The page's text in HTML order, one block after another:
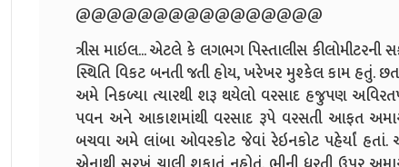
@@@@@@@@@@@@@@@@
ત્રીસ માઇલ... એટલે કે લગભગ પિસ્તાલીસ
સ્થિતિ વિકટ બનતી જતી હોય, ખરેખર મુશ્કેલ કામ હતું.
અમે નિકળ્યા ત્યારથી શરૂ થયેલો વરસાદ હજુપણ
પવન અને આકાશમાંથી વરસાદ રૂપે વરસતી આફત
બચવા અમે લાંબા ઓવરકોટ જેવાં રેઇનકોટ પહેર્યાં